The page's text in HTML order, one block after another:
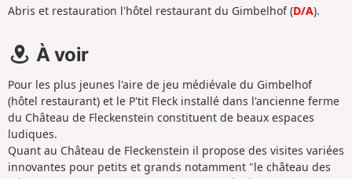
Abris et restauration l'hôtel restaurant du Gimbelhof (D/A).
À voir
Pour les plus jeunes l'aire de jeu médiévale du Gimbelhof
(hôtel restaurant) et le P'tit Fleck installé dans l'ancienne ferme
du Château de Fleckenstein constituent de beaux espaces
ludiques.
Quant au Château de Fleckenstein il propose des visites variées
innovantes pour petits et grands notamment "le château des